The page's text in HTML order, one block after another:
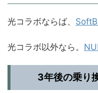
光コラボならば、
光コラボ以外なら。
3年後の乗り